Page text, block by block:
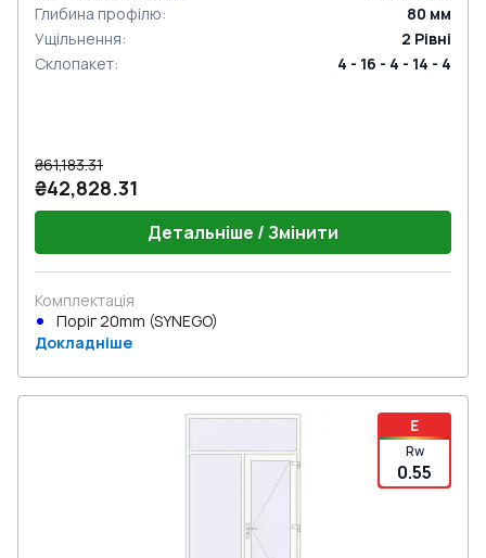
Глибина профілю: 80 мм
Ущільнення: 2 Рівні
Склопакет: 4 - 16 - 4 - 14 - 4
₴61,183.31
₴42,828.31
Детальніше / Змінити
Комплектація
Поріг 20mm (SYNEGO)
Докладніше
E
Rw
0.55